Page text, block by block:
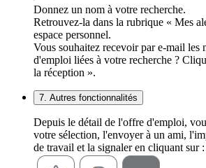
Donnez un nom à votre recherche.
Retrouvez-la dans la rubrique « Mes
espace personnel.
Vous souhaitez recevoir par e-mail les
d'emploi liées à votre recherche ?
la réception ».
7. Autres fonctionnalités
Depuis le détail de l'offre d'emploi,
votre sélection, l'envoyer à un ami,
de travail et la signaler en cliquant sur :